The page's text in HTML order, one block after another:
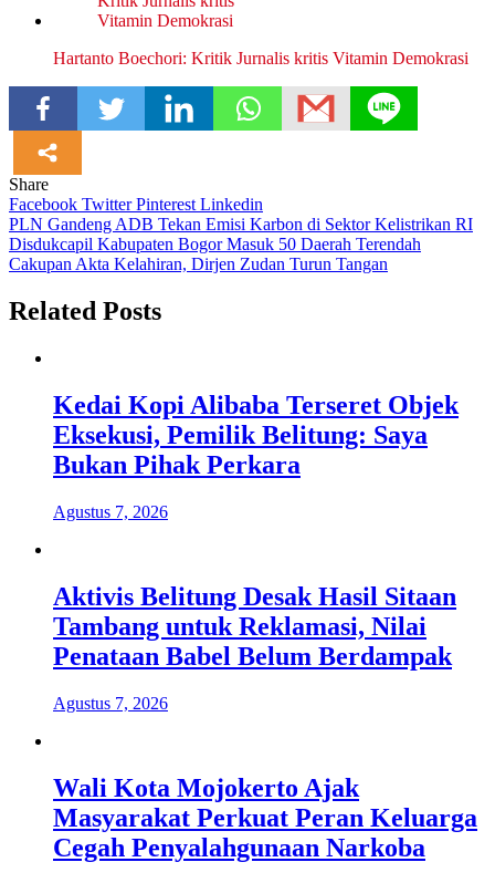
Hartanto Boechori: Kritik Jurnalis kritis Vitamin Demokrasi
Share
Facebook TwitterPinterest Linkedin
Navigasi
pos
PLN Gandeng ADB Tekan Emisi Karbon di Sektor Kelistrikan RI
Disdukcapil Kabupaten Bogor Masuk 50 Daerah Terendah
Cakupan Akta Kelahiran, Dirjen Zudan Turun Tangan
Related Posts
Kedai Kopi Alibaba Terseret Objek
Eksekusi, Pemilik Belitung: Saya
Bukan Pihak Perkara
Agustus 7, 2026
Aktivis Belitung Desak Hasil Sitaan
Tambang untuk Reklamasi, Nilai
Penataan Babel Belum Berdampak
Agustus 7, 2026
Wali Kota Mojokerto Ajak
Masyarakat Perkuat Peran Keluarga
Cegah Penyalahgunaan Narkoba